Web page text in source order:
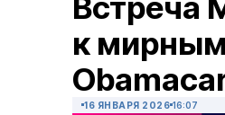
к
16 ЯНВАРЯ 2026 16:07